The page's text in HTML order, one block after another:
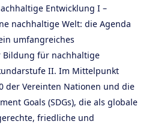
Entwicklung I –
nachhaltige Welt: die Agenda
umfangreiches
für nachhaltige
II. Im Mittelpunkt
der Vereinten Nationen und die
Goals (SDGs), die als globale
friedliche und